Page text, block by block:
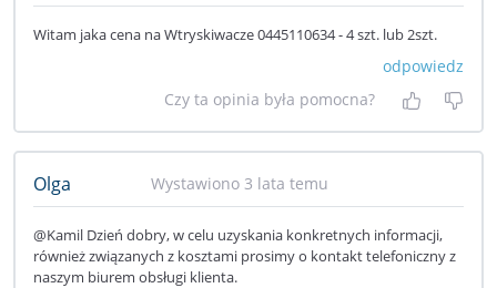
Witam jaka cena na Wtryskiwacze 0445110634 - 4 szt. lub 2szt.
odpowiedz
Czy ta opinia była pomocna?
Tak, była
Nie
Olga Wystawiono 3 lata temu
@Kamil Dzień dobry, w celu uzyskania konkretnych informacji,
również związanych z kosztami prosimy o kontakt telefoniczny z
naszym biurem obsługi klienta.